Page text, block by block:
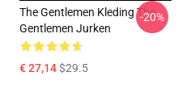
The Gentlemen Kleding The
Gentlemen Jurken
€ 27,14$29.5
-20%